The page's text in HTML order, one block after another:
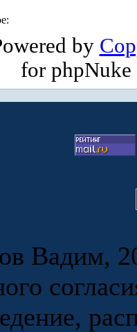
by
for
Вадим,